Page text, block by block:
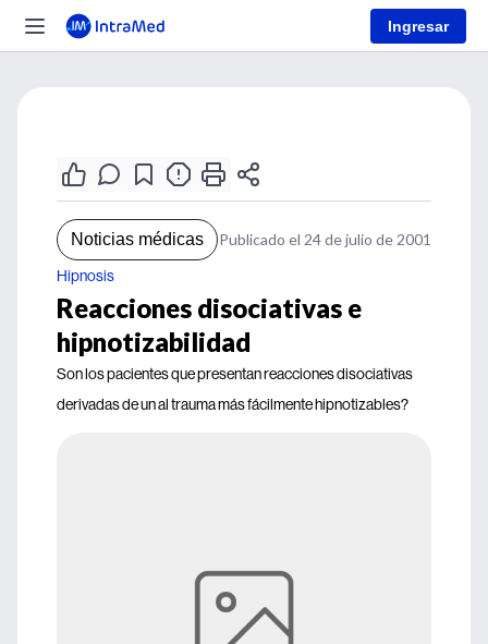
Ingresar
Noticias médicas Publicado el 24 de julio de 2001
Hipnosis
Reacciones disociativas e
hipnotizabilidad
Son los pacientes que presentan reacciones disociativas
derivadas de un al trauma más fácilmente hipnotizables?